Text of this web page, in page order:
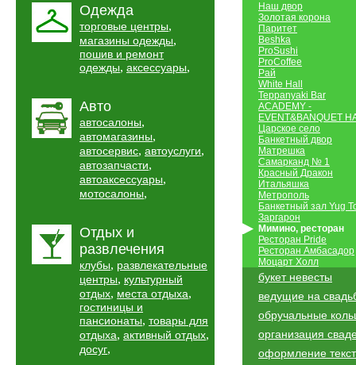
Одежда
торговые центры,
магазины одежды,
пошив и ремонт
одежды, аксессуары,
Авто
автосалоны,
автомагазины,
автосервис, автоуслуги,
автозапчасти,
автоаксессуары,
мотосалоны,
Отдых и
развлечения
клубы, развлекательные
центры, культурный
отдых, места отдыха,
гостиницы и
пансионаты, товары для
отдыха, активный отдых,
досуг,
Наш двор
Золотая корона
Паритет
Beshka
ProSushi
ProCoffee
Рай
White Hall
Teppanyaki Bar
ACADEMY -
EVENT&BANQUET
Царское село
Банкетный двор
Матрешка
Самарканд № 1
Красный Дракон
Итальяшка
Метрополь
Банкетный зал Yug
Заргарон
Мимино, ресторан
Ресторан Pride
Ресторан Амбасадор
Моцарт Холл
букет невесты
ведущие на
обручальные
организация
оформление